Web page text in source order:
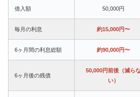
借入額 50,000円
毎月の利息 約15,000円〜
6ヶ月間の利息総額 約90,000円〜
6ヶ月後の残債
50,000円前後（減ら
い）